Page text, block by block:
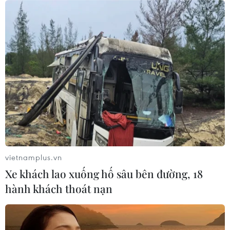
công
06/08/2026 04:37
Iran và Oman đạt thỏa thuận về
tuyến vận tải qua eo biển Hormuz
06/08/2026 04:36
Từ hạt nhân đến eo biển
Hormuz: Đòn bẩy chiến lược mới của
Iran
06/08/2026 04:36
chấp thuận kế hoạch về Dải Gaza
vietnamplus.vn
Xe khách lao xuống hố sâu bên đường, 18
hành khách thoát nạn